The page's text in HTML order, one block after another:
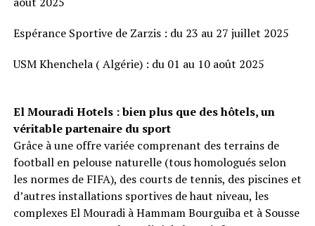
Espérance Sportive de Zarzis : du 23 au 27 juillet 2025
USM Khenchela ( Algérie) : du 01 au 10 août 2025
El Mouradi Hotels : bien plus que des hôtels, un
véritable partenaire du sport
Grâce à une offre variée comprenant des terrains de
football en pelouse naturelle (tous homologués selon
les normes de FIFA), des courts de tennis, des piscines et
d’autres installations sportives de haut niveau, les
complexes El Mouradi à Hammam Bourguiba et à Sousse